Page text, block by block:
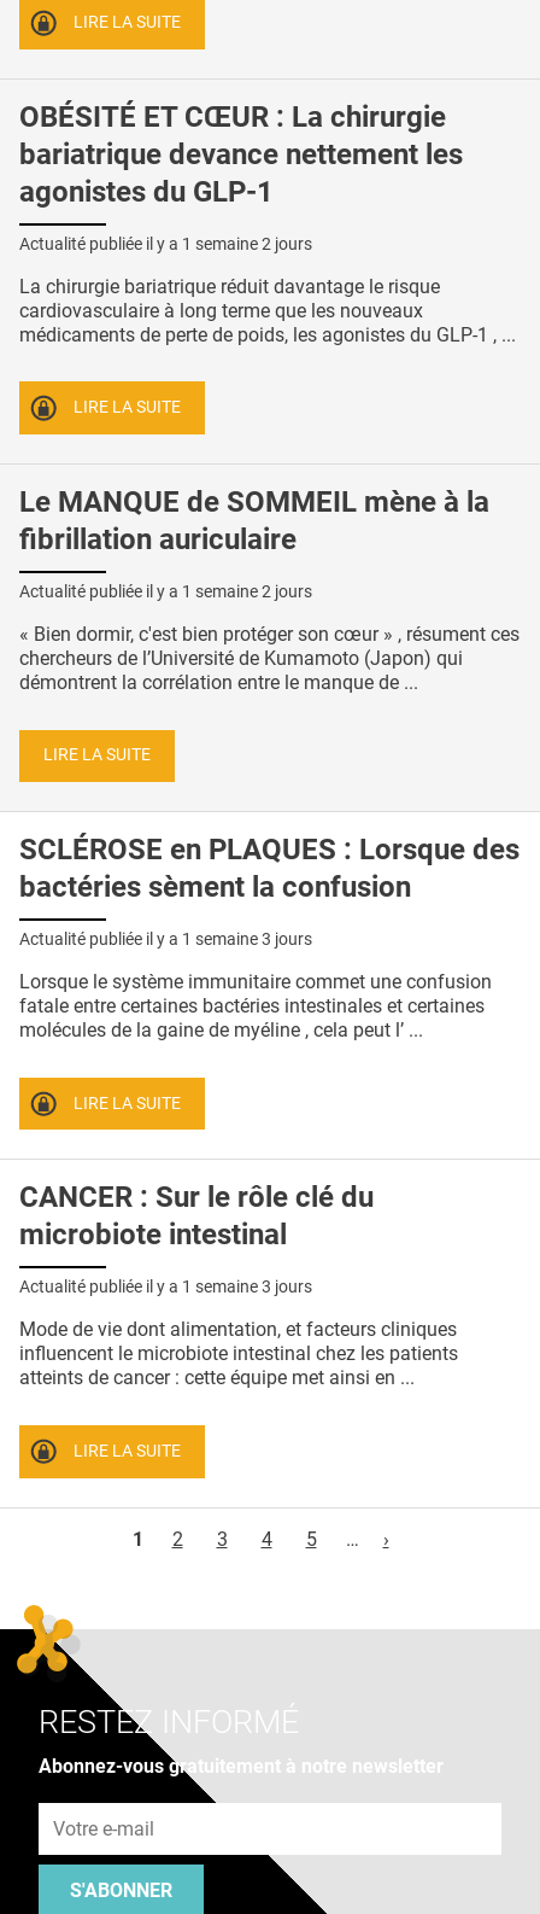
LIRE LA SUITE
OBÉSITÉ ET CŒUR : La chirurgie
bariatrique devance nettement les
agonistes du GLP-1
Actualité publiée il y a 1 semaine 2 jours
La chirurgie bariatrique réduit davantage le risque
cardiovasculaire à long terme que les nouveaux
médicaments de perte de poids, les agonistes du GLP-1 , ...
LIRE LA SUITE
Le MANQUE de SOMMEIL mène à la
fibrillation auriculaire
Actualité publiée il y a 1 semaine 2 jours
« Bien dormir, c'est bien protéger son cœur » , résument ces
chercheurs de l’Université de Kumamoto (Japon) qui
démontrent la corrélation entre le manque de ...
LIRE LA SUITE
SCLÉROSE en PLAQUES : Lorsque des
bactéries sèment la confusion
Actualité publiée il y a 1 semaine 3 jours
Lorsque le système immunitaire commet une confusion
fatale entre certaines bactéries intestinales et certaines
molécules de la gaine de myéline , cela peut l’ ...
LIRE LA SUITE
CANCER : Sur le rôle clé du
microbiote intestinal
Actualité publiée il y a 1 semaine 3 jours
Mode de vie dont alimentation, et facteurs cliniques
influencent le microbiote intestinal chez les patients
atteints de cancer : cette équipe met ainsi en ...
LIRE LA SUITE
1
2 3 4 5 … ›
RESTEZ INFORMÉ
Abonnez-vous gratuitement à notre newsletter
S'ABONNER